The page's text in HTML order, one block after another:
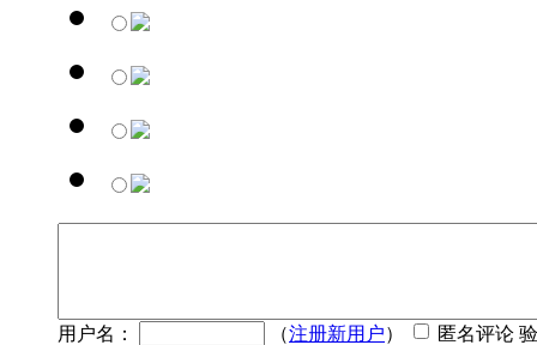
用户名： （注册新用户） 匿名评论